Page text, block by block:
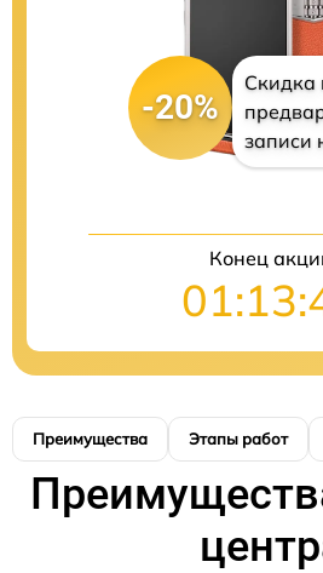
-20%
Скидка
записи
Конец
Преимущества Этапы работ